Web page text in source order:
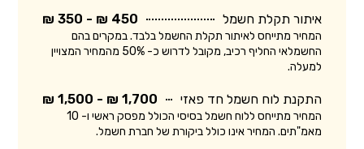
איתור תקלת חשמל 450 ₪ - 350 ₪
המחיר מתייחס לאיתור תקלת החשמל בלבד. במקרים בהם
החשמלאי החליף רכיב, מקובל לדרוש כ- 50% מהמחיר המצויין
למעלה.
התקנת לוח חשמל חד פאזי 1,700 ₪ - 1,500 ₪
המחיר מתייחס ללוח חשמל בסיסי הכולל מפסק ראשי ו- 10
מאמ"תים. המחיר אינו כולל ביקורת של חברת חשמל.